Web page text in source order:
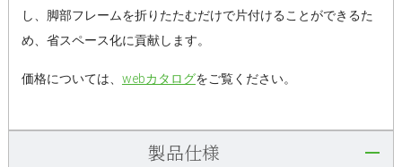
し、脚部フレームを折りたたむだけで片付けることができるた
め、省スペース化に貢献します。
価格については、 webカタログをご覧ください。
製品仕様